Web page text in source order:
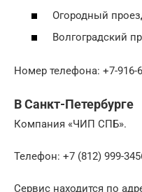
Огородный
Волгоградский
Номер телефона: +7-916-
В Санкт-Петербурге
Компания «ЧИП СПБ».
Телефон: +7 (812) 999-
Сервис находится по